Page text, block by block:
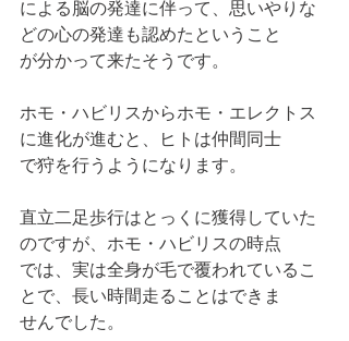
による脳の発達に伴って、思いやりな
どの心の発達も認めたということ
が分かって来たそうです。
ホモ・ハビリスからホモ・エレクトス
に進化が進むと、ヒトは仲間同士
で狩を行うようになります。
直立二足歩行はとっくに獲得していた
のですが、ホモ・ハビリスの時点
では、実は全身が毛で覆われているこ
とで、長い時間走ることはできま
せんでした。